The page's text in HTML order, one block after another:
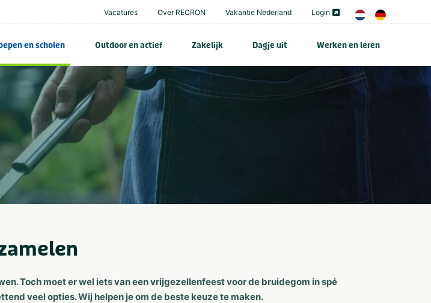
Vacatures Over RECRON Vakantie Nederland Login
en scholen Outdoor en actief Zakelijk Dagje uit Werken en leren
Toch moet er wel iets van een vrijgezellenfeest voor de bruidegom in spé
veel opties. Wij helpen je om de beste keuze te maken.